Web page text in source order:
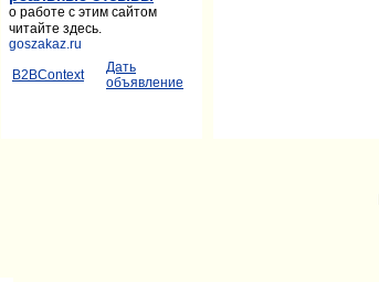
о работе с этим сайтом
читайте здесь.
goszakaz.ru
B2BContext
Дать
объявление